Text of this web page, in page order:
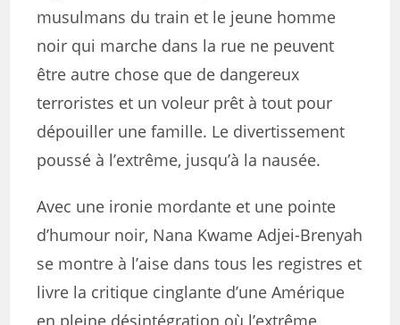
musulmans du train et le jeune homme
noir qui marche dans la rue ne peuvent
être autre chose que de dangereux
terroristes et un voleur prêt à tout pour
dépouiller une famille. Le divertissement
poussé à l’extrême, jusqu’à la nausée.
Avec une ironie mordante et une pointe
d’humour noir, Nana Kwame Adjei-Brenyah
se montre à l’aise dans tous les registres et
livre la critique cinglante d’une Amérique
en pleine désintégration où l’extrême